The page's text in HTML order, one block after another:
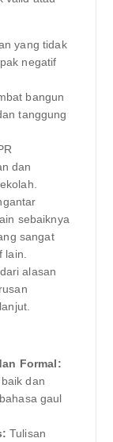
yang tidak
negatif
bangun
tanggung
dan
sebaiknya
sangat
lain.
alasan
Formal:
dan
gaul
Tulisan